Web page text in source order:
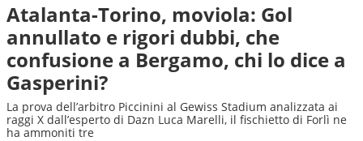
Atalanta-Torino, moviola: Gol
annullato e rigori dubbi, che
confusione a Bergamo, chi lo dice a
Gasperini?
La prova dell’arbitro Piccinini al Gewiss Stadium analizzata ai
raggi X dall’esperto di Dazn Luca Marelli, il fischietto di Forlì ne
ha ammoniti tre